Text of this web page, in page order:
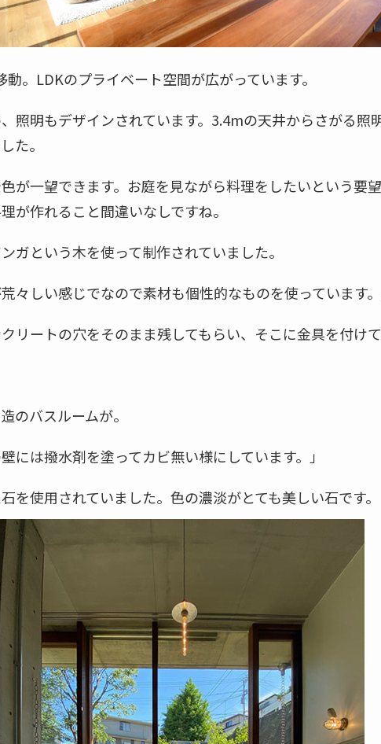
。LDKのプライベート空間が広がっています。
照明もデザインされています。3.4mの天井からさがる照
た。
が一望できます。お庭を見ながら料理をしたいという要
が作れること間違いなしですね。
ガという木を使って制作されていました。
々しい感じでなので素材も個性的なものを使っています。
リートの穴をそのまま残してもらい、そこに金具を付けて
のバスルームが。
には撥水剤を塗ってカビ無い様にしています。」
を使用されていました。色の濃淡がとても美しい石です。